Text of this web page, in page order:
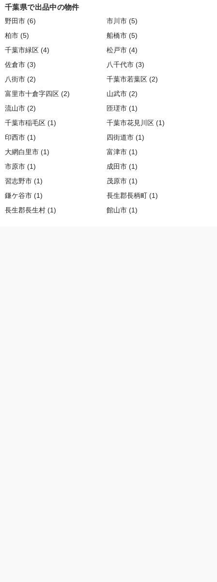
千葉県で出品中の物件
野田市 (6) 市川市 (5)
柏市 (5) 船橋市 (5)
千葉市緑区 (4) 松戸市 (4)
佐倉市 (3) 八千代市 (3)
八街市 (2) 千葉市若葉区 (2)
富里市十倉字四区 (2) 山武市 (2)
流山市 (2) 匝瑳市 (1)
千葉市稲毛区 (1) 千葉市花見川区 (1)
印西市 (1) 四街道市 (1)
大網白里市 (1) 富津市 (1)
市原市 (1) 成田市 (1)
習志野市 (1) 茂原市 (1)
鎌ケ谷市 (1) 長生郡長柄町 (1)
長生郡長生村 (1) 館山市 (1)